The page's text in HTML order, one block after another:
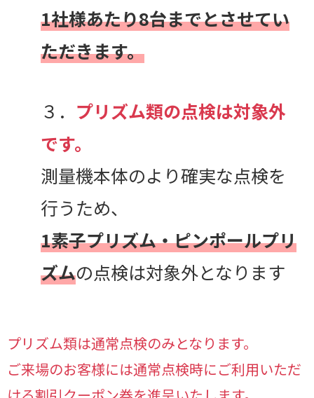
1社様あたり8台までとさせてい
ただきます。
３． プリズム類の点検は対象外
です。
測量機本体のより確実な点検を
行うため、
1素子プリズム・ピンポールプリ
ズムの点検は対象外となります
プリズム類は通常点検のみとなります。
ご来場のお客様には通常点検時にご利用いただ